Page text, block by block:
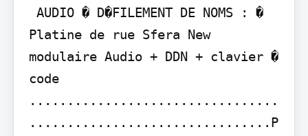
Platine de rue Sfera New
modulaire Audio + DDN + clavier �
code
.................................
................................P